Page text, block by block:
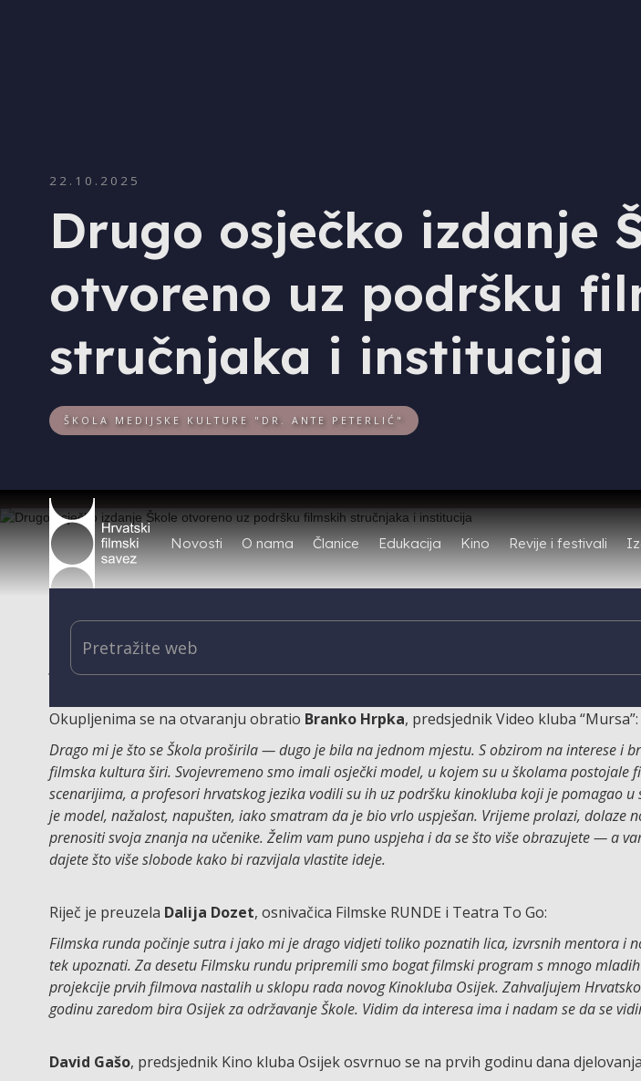
22.10.2025
Drugo osječko izdanje
otvoreno uz podršku
stručnjaka i institucija
ŠKOLA MEDIJSKE KULTURE "DR. ANTE PETERLIĆ"
Novosti O nama Članice Edukacija Kino Revije i festivali
Nakon prošlogodišnjeg uspješnog osječkog izdanja, Škola medijske kulture
je na istok Hrvatske. Svečano otvorenje održano je u srijedu, 22. listopada, u
Okupljenima se na otvaranju obratio Branko Hrpka, predsjednik Video kluba “Mursa”:
Drago mi je što se Škola proširila — dugo je bila na jednom mjestu. S obzirom na interese i
filmska kultura širi. Svojevremeno smo imali osječki model, u kojem su u školama postojale
scenarijima, a profesori hrvatskog jezika vodili su ih uz podršku kinokluba koji je pomagao
je model, nažalost, napušten, iako smatram da je bio vrlo uspješan. Vrijeme prolazi, dolaze
prenositi svoja znanja na učenike. Želim vam puno uspjeha i da se što više obrazujete — a
dajete što više slobode kako bi razvijala vlastite ideje.
Riječ je preuzela Dalija Dozet, osnivačica Filmske RUNDE i Teatra To Go:
Filmska runda počinje sutra i jako mi je drago vidjeti toliko poznatih lica, izvrsnih mentora i
tek upoznati. Za desetu Filmsku rundu pripremili smo bogat filmski program s mnogo
projekcije prvih filmova nastalih u sklopu rada novog Kinokluba Osijek. Zahvaljujem
godinu zaredom bira Osijek za održavanje Škole. Vidim da interesa ima i nadam se da se
David Gašo, predsjednik Kino kluba Osijek osvrnuo se na prvih godinu dana